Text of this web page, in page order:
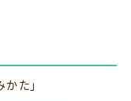
かた」